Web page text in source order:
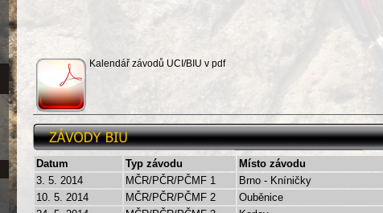
Kalendář závodů UCI/BIU v pdf
Datum Typ závodu
Místo závodu
3. 5. 2014
MČR/PČR/PČMF 1
Brno - Kníničky
10. 5. 2014
MČR/PČR/PČMF 2
Ouběnice